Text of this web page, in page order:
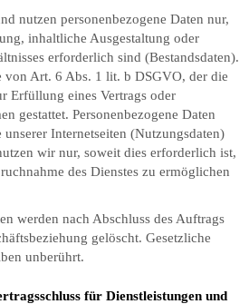
nutzen personenbezogene Daten nur,
inhaltliche Ausgestaltung oder
erforderlich sind (Bestandsdaten).
von Art. 6 Abs. 1 lit. b DSGVO, der die
Erfüllung eines Vertrags oder
gestattet. Personenbezogene Daten
Internetseiten (Nutzungsdaten)
wir nur, soweit dies erforderlich ist,
des Dienstes zu ermöglichen
werden nach Abschluss des Auftrags
gelöscht. Gesetzliche
unberührt.
für Dienstleistungen und